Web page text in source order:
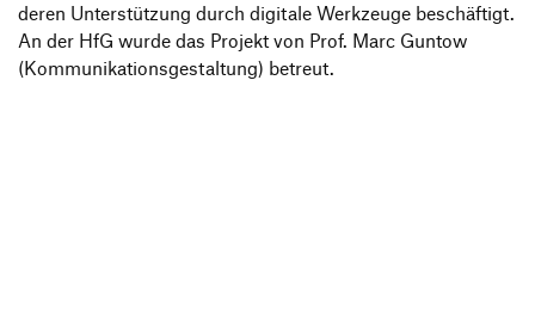
deren Unter­stüt­zung durch digi­tale Werk­zeuge beschäf­tigt.
An der HfG wurde das Projekt von Prof. Marc Guntow
(Kommu­ni­ka­ti­ons­ge­stal­tung) betreut.